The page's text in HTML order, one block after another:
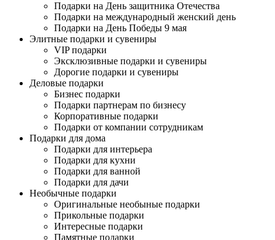
Подарки на День защитника Отечества
Подарки на международный женский день
Подарки на День Победы 9 мая
Элитные подарки и сувениры
VIP подарки
Эксклюзивные подарки и сувениры
Дорогие подарки и сувениры
Деловые подарки
Бизнес подарки
Подарки партнерам по бизнесу
Корпоративные подарки
Подарки от компании сотрудникам
Подарки для дома
Подарки для интерьера
Подарки для кухни
Подарки для ванной
Подарки для дачи
Необычные подарки
Оригинальные необыные подарки
Прикольные подарки
Интересные подарки
Памятные подарки